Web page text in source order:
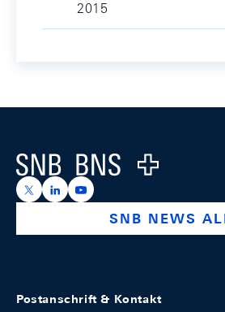
2015
Logo
https://x.com/snb_bns
https://ch.linkedin.com/
https://
SNB NEWS
Postanschrift & Kontakt